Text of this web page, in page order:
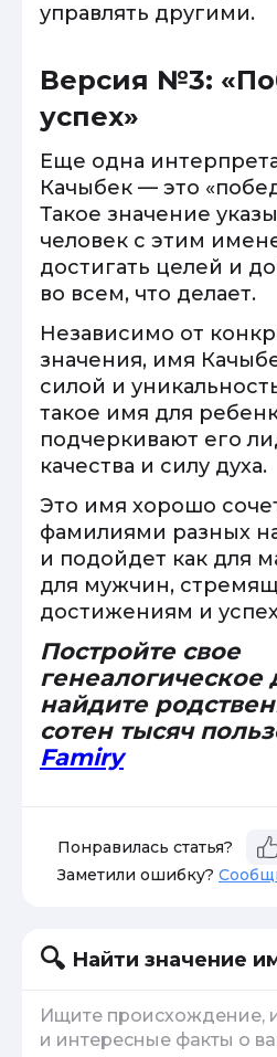
управлять другими.
Версия №3:
успех»
Еще одна
Качыбек — это
Такое значение
человек с этим
достигать целей и
во всем, что делает.
Независимо от
значения, имя
силой и
такое имя для
подчеркивают его
качества и силу духа.
Это имя хорошо
фамилиями разных
и подойдет как для
для мужчин,
достижениям и
Постройте свое
найдите
сотен тысяч
Famiry
Понравилась статья?
Заметили ошибку?
Найти значение
Ищите происхождение,
и интересные факты о